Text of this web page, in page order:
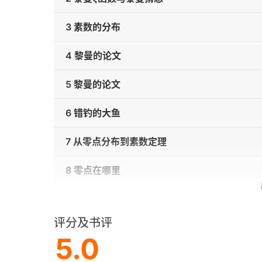
3 素数的分布
4 黎曼的论文
5 黎曼的论文
6 错钓的大鱼
7 从零点分布到素数定理
8 零点在哪里
10 探求天书
11 黎曼-西格尔公式
评分及书评
5.0